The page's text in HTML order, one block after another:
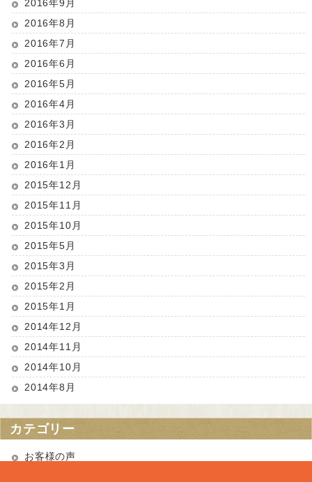
2016年9月
2016年8月
2016年7月
2016年6月
2016年5月
2016年4月
2016年3月
2016年2月
2016年1月
2015年12月
2015年11月
2015年10月
2015年5月
2015年3月
2015年2月
2015年1月
2014年12月
2014年11月
2014年10月
2014年8月
カテゴリー
お客様の声